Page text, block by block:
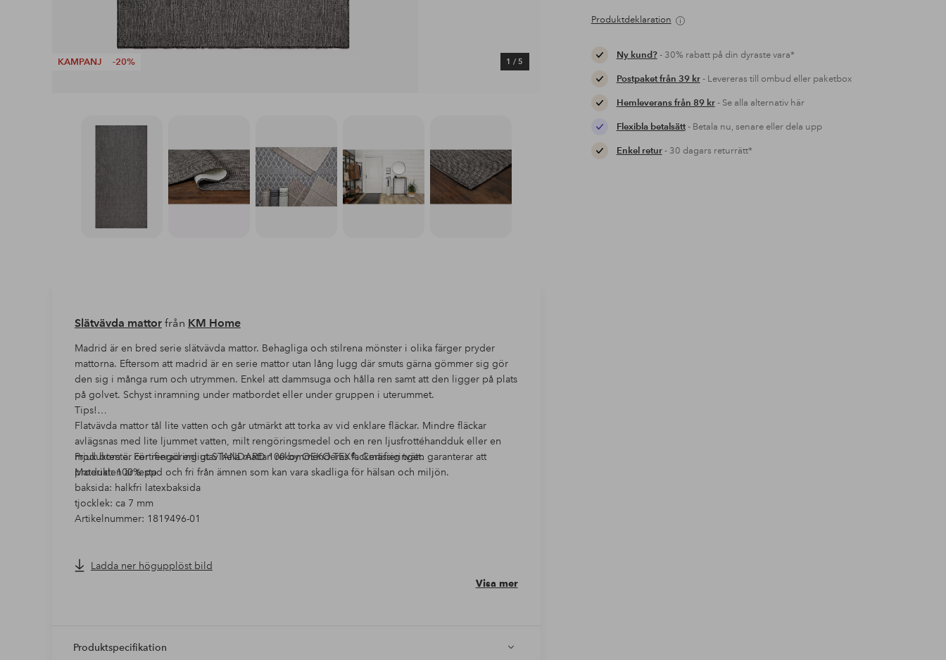
KAMPANJ -20% 1 / 5
Produktdeklaration
Ny kund?- 30% rabatt på din dyraste vara*
Postpaket från 39 kr- Levereras till ombud eller paketbox
Hemleverans från 89 kr- Se alla alternativ här
Flexibla betalsätt- Betala nu, senare eller dela upp
Enkel retur- 30 dagars returrätt*
Slätvävda mattorfrån KM Home
Madrid är en bred serie slätvävda mattor. Behagliga och stilrena mönster i olika färger pryder
mattorna. Eftersom att madrid är en serie mattor utan lång lugg där smuts gärna gömmer sig gör
den sig i många rum och utrymmen. Enkel att dammsuga och hålla ren samt att den ligger på plats
på golvet. Schyst inramning under matbordet eller under gruppen i uterummet.
Tips!
Flatvävda mattor tål lite vatten och går utmärkt att torka av vid enklare fläckar. Mindre fläckar
avlägsnas med lite ljummet vatten, milt rengöringsmedel och en ren ljusfrottéhandduk eller en
mjuk borste. För rengöring utav hela mattan rekommenderas fackmässig tvätt.
Material: 100% pp
baksida: halkfri latexbaksida
tjocklek: ca 7 mm
Produkten är certifierad enligt STANDARD 100 by OEKO-TEX®. Certifieringen garanterar att
produkten är testad och fri från ämnen som kan vara skadliga för hälsan och miljön.
Artikelnummer: 1819496-01
Ladda ner högupplöst bild
Visa mer
Produktspecifikation